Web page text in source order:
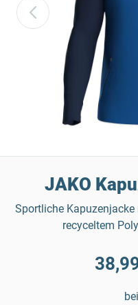
JAKO
Sportliche
recyceltem